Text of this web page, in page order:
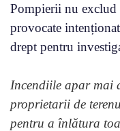
Pompierii nu exclud
provocate
drept pentru
Incendiile apar mai
proprietarii de
pentru a înlătura